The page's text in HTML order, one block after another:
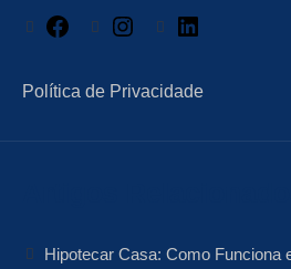
Facebook Instagram
Política de Privacidade
Hipotecar Casa: Como Funciona